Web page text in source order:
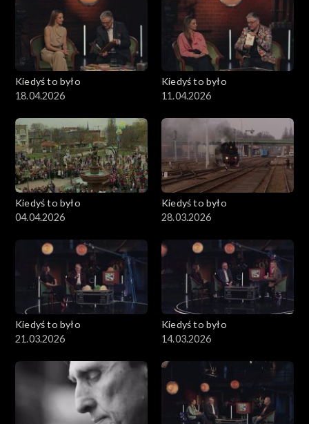
Kiedyś to było
18.04.2026
Kiedyś to było
11.04.2026
Kiedyś to było
04.04.2026
Kiedyś to było
28.03.2026
Kiedyś to było
21.03.2026
Kiedyś to było
14.03.2026